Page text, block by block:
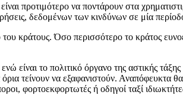
προτιμότερο να ποντάρουν στα
δεδομένων των κινδύνων σε μία
κράτους. Όσο περισσότερο το κράτος
είναι το πολιτικό όργανο της αστικής
τείνουν να εξαφανιστούν. Αναπόφευκτα
φορτοεκφορτωτές ή οδηγοί ταξί